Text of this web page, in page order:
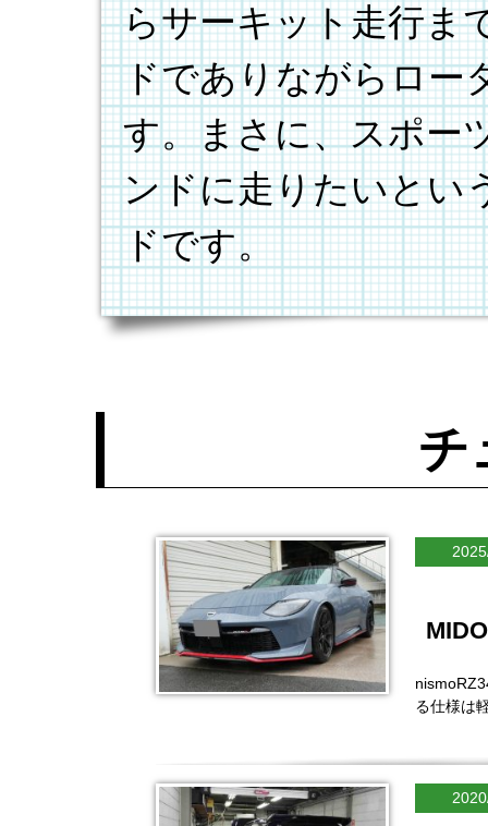
らサーキット走行ま
ドでありながらロー
す。まさに、スポー
ンドに走りたいとい
ドです。
チ
る仕様は